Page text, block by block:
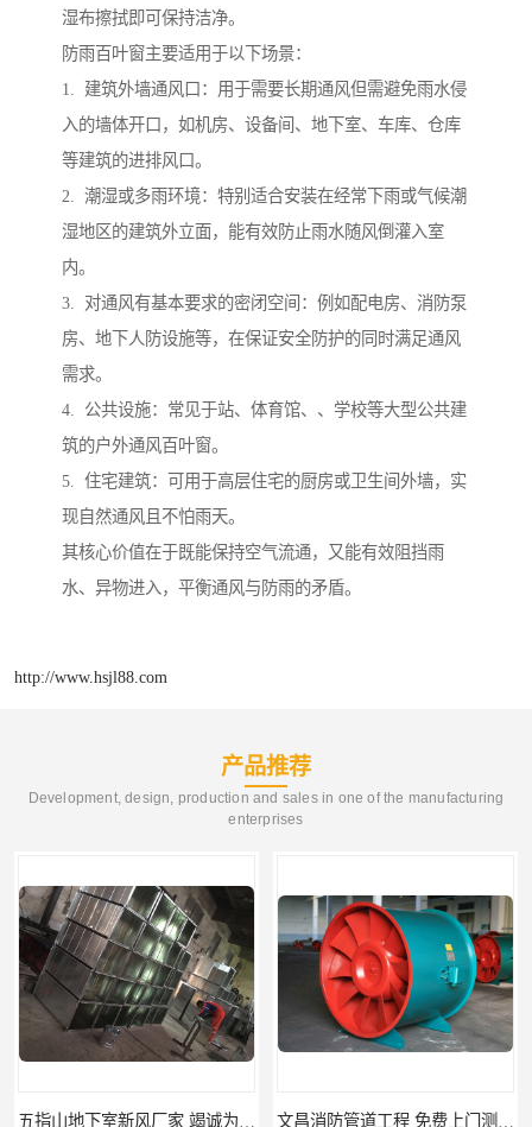
湿布擦拭即可保持洁净。
防雨百叶窗主要适用于以下场景：
1. 建筑外墙通风口：用于需要长期通风但需避免雨水侵
入的墙体开口，如机房、设备间、地下室、车库、仓库
等建筑的进排风口。
2. 潮湿或多雨环境：特别适合安装在经常下雨或气候潮
湿地区的建筑外立面，能有效防止雨水随风倒灌入室
内。
3. 对通风有基本要求的密闭空间：例如配电房、消防泵
房、地下人防设施等，在保证安全防护的同时满足通风
需求。
4. 公共设施：常见于站、体育馆、、学校等大型公共建
筑的户外通风百叶窗。
5. 住宅建筑：可用于高层住宅的厨房或卫生间外墙，实
现自然通风且不怕雨天。
其核心价值在于既能保持空气流通，又能有效阻挡雨
水、异物进入，平衡通风与防雨的矛盾。
http://www.hsjl88.com
产品推荐
Development, design, production and sales in one of the manufacturing
enterprises